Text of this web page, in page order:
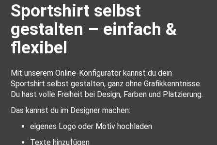
Sportshirt selbst
gestalten – einfach &
flexibel
Mit unserem Online-Konfigurator kannst du dein
Sportshirt selbst gestalten, ganz ohne Grafikkenntnisse.
Du hast volle Freiheit bei Design, Farben und Platzierung.
Das kannst du im Designer machen:
eigenes Logo oder Motiv hochladen
Texte hinzufügen